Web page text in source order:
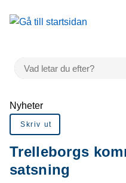
Gå till innehåll
VAD LETAR DU EFTER?
Du är här:
Nyheter
Skriv ut
Trelleborgs
satsning